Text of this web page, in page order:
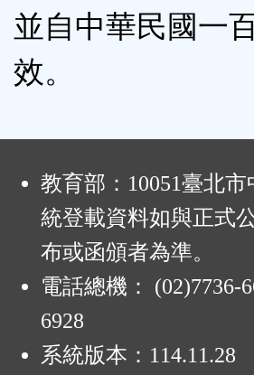
並自中華民國一
效。
教育部：10051臺北
統登載資料如與正式
布或函頒者為準。
電話總機： (02)7736-
6928
系統版本： 114.11.28